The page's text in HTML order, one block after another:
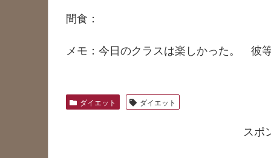
間食：
メモ：今日のクラスは楽しかった。 彼
ダイエット ダイエット
スポ